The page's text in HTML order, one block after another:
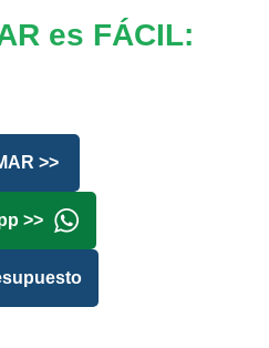
es FÁCIL:
>>
>>